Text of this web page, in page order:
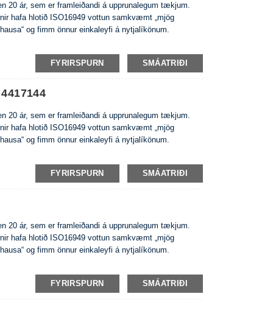
20 ár, sem er framleiðandi á upprunalegum tækjum.
hafa hlotið ISO16949 vottun samkvæmt „mjög
og fimm önnur einkaleyfi á nytjalíkönum.
FYRIRSPURN SMÁATRIÐI
20 ár, sem er framleiðandi á upprunalegum tækjum.
hafa hlotið ISO16949 vottun samkvæmt „mjög
og fimm önnur einkaleyfi á nytjalíkönum.
FYRIRSPURN SMÁATRIÐI
20 ár, sem er framleiðandi á upprunalegum tækjum.
hafa hlotið ISO16949 vottun samkvæmt „mjög
og fimm önnur einkaleyfi á nytjalíkönum.
FYRIRSPURN SMÁATRIÐI